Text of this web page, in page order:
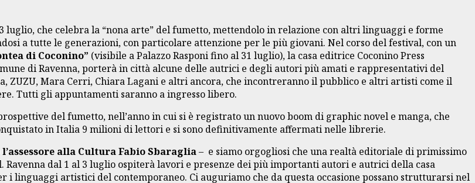
luglio, che celebra la “nona arte” del fumetto, mettendolo in relazione con altri linguaggi e forme
a tutte le generazioni, con particolare attenzione per le più giovani. Nel corso del festival, con un
di Coconino” (visibile a Palazzo Rasponi fino al 31 luglio), la casa editrice Coconino Press
di Ravenna, porterà in città alcune delle autrici e degli autori più amati e rappresentativi del
ZUZU, Mara Cerri, Chiara Lagani e altri ancora, che incontreranno il pubblico e altri artisti come il
Tutti gli appuntamenti saranno a ingresso libero.
del fumetto, nell’anno in cui si è registrato un nuovo boom di graphic novel e manga, che
in Italia 9 milioni di lettori e si sono definitivamente affermati nelle librerie.
l’assessore alla Cultura Fabio Sbaraglia– e siamo orgogliosi che una realtà editoriale di primissimo
Ravenna dal 1 al 3 luglio ospiterà lavori e presenze dei più importanti autori e autrici della casa
linguaggi artistici del contemporaneo. Ci auguriamo che da questa occasione possano strutturarsi nel